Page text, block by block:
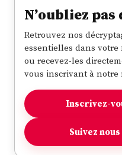
N’oubliez
Retrouvez nos
essentielles dans votre
ou recevez-les
vous inscrivant à notre
Inscrivez-
Suivez